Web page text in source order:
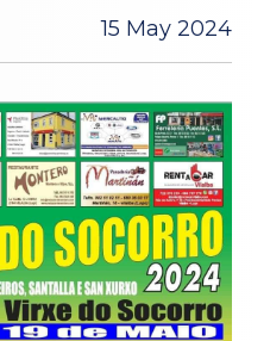
15 May 2024